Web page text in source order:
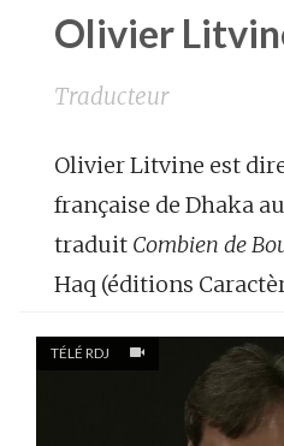
Olivier
Traducteur
Olivier Litvine est
française de Dhaka
traduit Combien de
Haq (éditions
TÉLÉ RDJ